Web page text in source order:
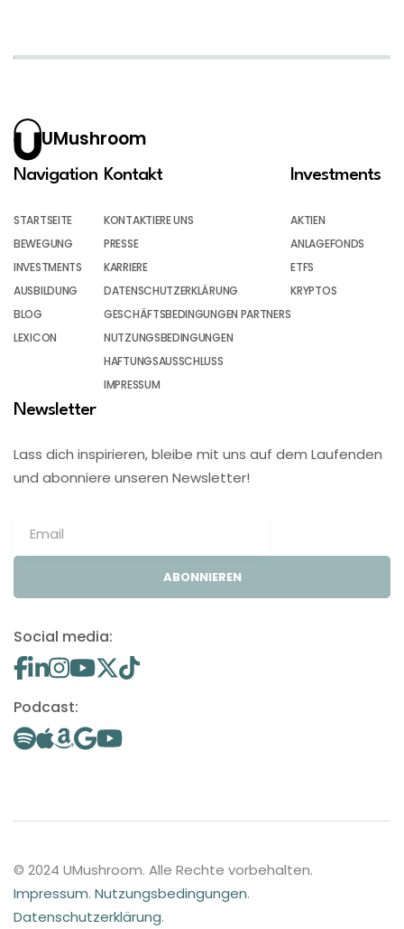
UMushroom
Navigation
STARTSEITE
BEWEGUNG
INVESTMENTS
AUSBILDUNG
BLOG
LEXICON
Kontakt
KONTAKTIERE UNS
PRESSE
KARRIERE
DATENSCHUTZERKLÄRUNG
GESCHÄFTSBEDINGUNGEN PARTNERS
NUTZUNGSBEDINGUNGEN
HAFTUNGSAUSSCHLUSS
IMPRESSUM
Investments
AKTIEN
ANLAGEFONDS
ETFS
KRYPTOS
Newsletter
Lass dich inspirieren, bleibe mit uns auf dem Laufenden
und abonniere unseren Newsletter!
ABONNIEREN
Social media:
Podcast:
© 2024 UMushroom. Alle Rechte vorbehalten.
Impressum. Nutzungsbedingungen.
Datenschutzerklärung.